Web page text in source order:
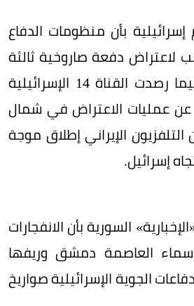
بأن منظومات الدفاع
لاعتراض دفعة صاروخية ثالثة
أُطلقت من إيران، فيما رصدت القناة 14 الإسرائيلية
عمليات الاعتراض في شمال
التلفزيون الإيراني إطلاق موجة
إسرائيل.
السورية بأن الانفجارات
العاصمة دمشق وريفها
الجوية الإسرائيلية صواريخ